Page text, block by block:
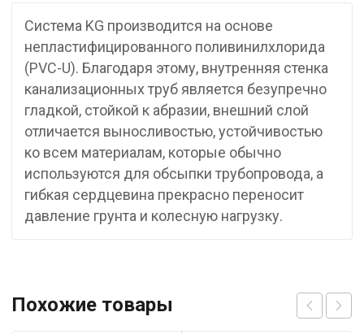
Система KG производится на основе
непластифицированного поливинилхлорида
(PVC-U). Благодаря этому, внутренняя стенка
канализационных труб является безупречно
гладкой, стойкой к абразии, внешний слой
отличается выносливостью, устойчивостью
ко всем материалам, которые обычно
используются для обсыпки трубопровода, а
гибкая сердцевина прекрасно переносит
давление грунта и колесную нагрузку.
Похожие товары